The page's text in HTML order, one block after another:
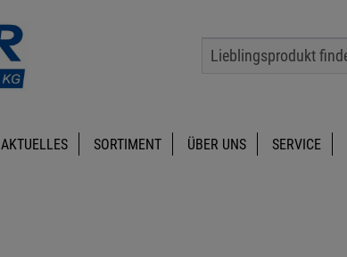
AKTUELLES SORTIMENT ÜBER UNS SERVICE